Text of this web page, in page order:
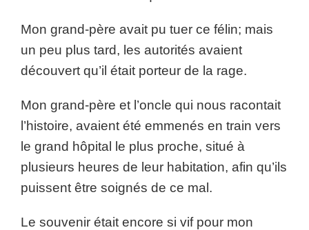
Mon grand-père avait pu tuer ce félin; mais
un peu plus tard, les autorités avaient
découvert qu’il était porteur de la rage.
Mon grand-père et l’oncle qui nous racontait
l’histoire, avaient été emmenés en train vers
le grand hôpital le plus proche, situé à
plusieurs heures de leur habitation, afin qu’ils
puissent être soignés de ce mal.
Le souvenir était encore si vif pour mon